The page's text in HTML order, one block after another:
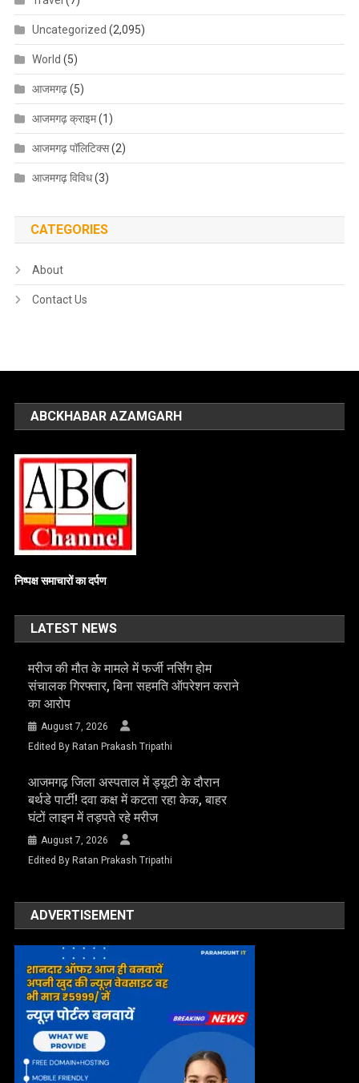
Uncategorized (2,095)
World (5)
आजमगढ़(5)
आजमगढ़ क्राइम(1)
आजमगढ़ पॉलिटिक्स(2)
आजमगढ़ विविध(3)
CATEGORIES
About
Contact Us
ABCKHABAR AZAMGARH
निष्पक्ष समाचारों का दर्पण
LATEST NEWS
मरीज की मौत के मामले में फर्जी नर्सिंग होम
संचालक गिरफ्तार, बिना सहमति ऑपरेशन कराने
का आरोप
August 7, 2026
Edited By Ratan Prakash Tripathi
आजमगढ़ जिला अस्पताल में ड्यूटी के दौरान
बर्थडे पार्टी! दवा कक्ष में कटता रहा केक, बाहर
घंटों लाइन में तड़पते रहे मरीज
August 7, 2026
Edited By Ratan Prakash Tripathi
ADVERTISEMENT